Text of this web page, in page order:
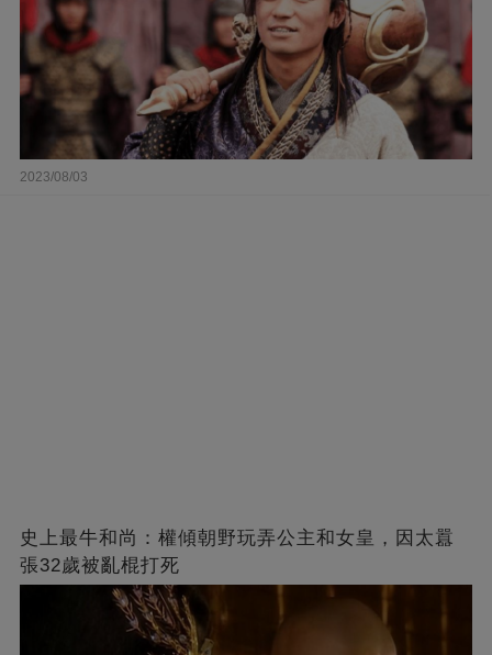
2023/08/03
史上最牛和尚：權傾朝野玩弄公主和女皇，因太囂
張32歲被亂棍打死